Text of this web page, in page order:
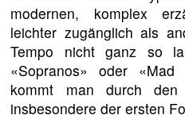
modernen, komplex
leichter zugänglich als
Tempo nicht ganz so
«Sopranos» oder
kommt man durch den
insbesondere der ersten